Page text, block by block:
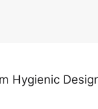
Hygienic